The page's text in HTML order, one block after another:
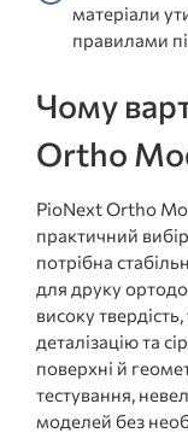
матеріали
правилами
Чому
Ortho
PioNext Ortho
практичний
потрібна
для друку
високу
деталізацію та
поверхні й
тестування,
моделей без